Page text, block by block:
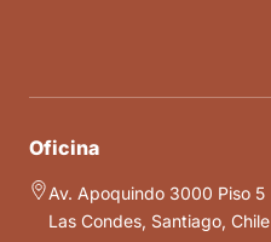
Oficina
Av. Apoquindo 3000 Piso 5
Las Condes, Santiago, Chile